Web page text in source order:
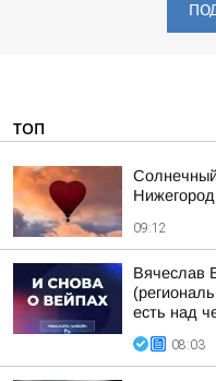
ТОП
09:12
есть над
08:03